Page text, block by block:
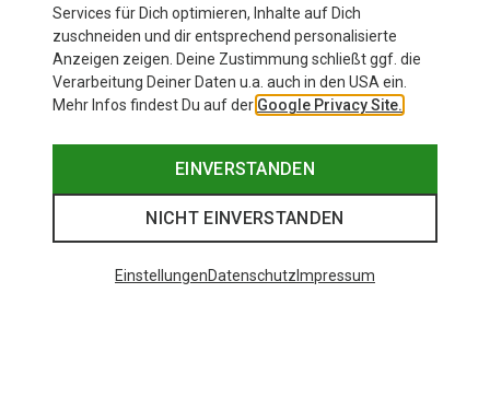
Services für Dich optimieren, Inhalte auf Dich
zuschneiden und dir entsprechend personalisierte
Anzeigen zeigen. Deine Zustimmung schließt ggf. die
Verarbeitung Deiner Daten u.a. auch in den USA ein.
Mehr Infos findest Du auf der Google Privacy Site.
EINVERSTANDEN
NICHT EINVERSTANDEN
EinstellungenDatenschutz Impressum